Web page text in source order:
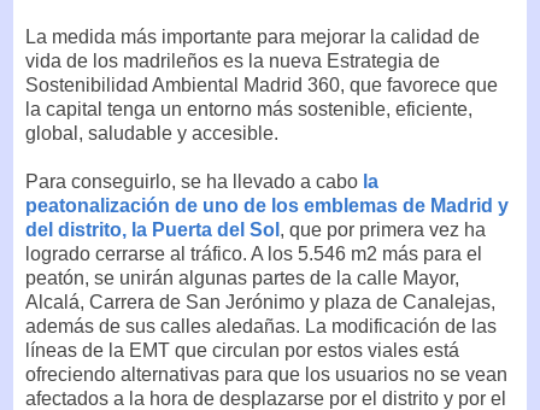
La medida más importante para mejorar la calidad de
vida de los madrileños es la nueva Estrategia de
Sostenibilidad Ambiental Madrid 360, que favorece que
la capital tenga un entorno más sostenible, eficiente,
global, saludable y accesible.
Para conseguirlo, se ha llevado a cabo la
peatonalización de uno de los emblemas de Madrid y
del distrito, la Puerta del Sol , que por primera vez ha
logrado cerrarse al tráfico. A los 5.546 m2 más para el
peatón, se unirán algunas partes de la calle Mayor,
Alcalá, Carrera de San Jerónimo y plaza de Canalejas,
además de sus calles aledañas. La modificación de las
líneas de la EMT que circulan por estos viales está
ofreciendo alternativas para que los usuarios no se vean
afectados a la hora de desplazarse por el distrito y por el